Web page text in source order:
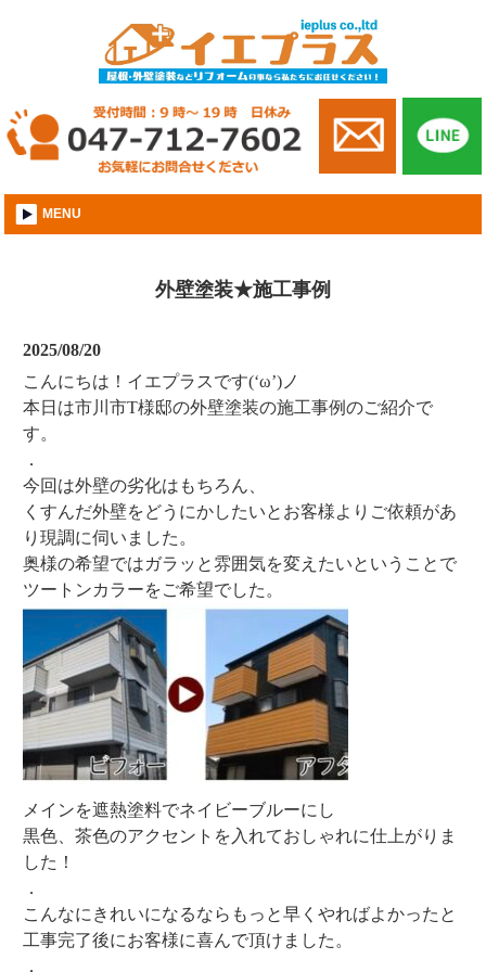
MENU
外壁塗装★施工事例
2025/08/20
こんにちは！イエプラスです(‘ω’)ノ
本日は市川市T様邸の外壁塗装の施工事例のご紹介で
す。
．
今回は外壁の劣化はもちろん、
くすんだ外壁をどうにかしたいとお客様よりご依頼があ
り現調に伺いました。
奥様の希望ではガラッと雰囲気を変えたいということで
ツートンカラーをご希望でした。
メインを遮熱塗料でネイビーブルーにし
黒色、茶色のアクセントを入れておしゃれに仕上がりま
した！
．
こんなにきれいになるならもっと早くやればよかったと
工事完了後にお客様に喜んで頂けました。
．